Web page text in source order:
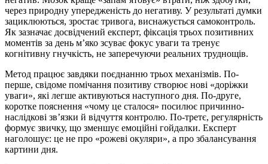
через природну упередженість до негативу. У результаті думки
зациклюються, зростає тривога, виснажується самоконтроль.
Як зазначає досвідчений експерт, фіксація трьох позитивних
моментів за день м’яко зсуває фокус уваги та тренує
когнітивну гнучкість, не заперечуючи реальних труднощів.
Метод працює завдяки поєднанню трьох механізмів. По-
перше, свідоме помічання позитиву створює нові «доріжки
уваги», які легше активуються наступного дня. По-друге,
коротке пояснення «чому це сталося» посилює причинно-
наслідкові зв’язки й відчуття контролю. По-третє, регулярність
формує звичку, що зменшує емоційні гойдалки. Експерт
наголошує: це не про «рожеві окуляри», а про збалансування
картини дня.